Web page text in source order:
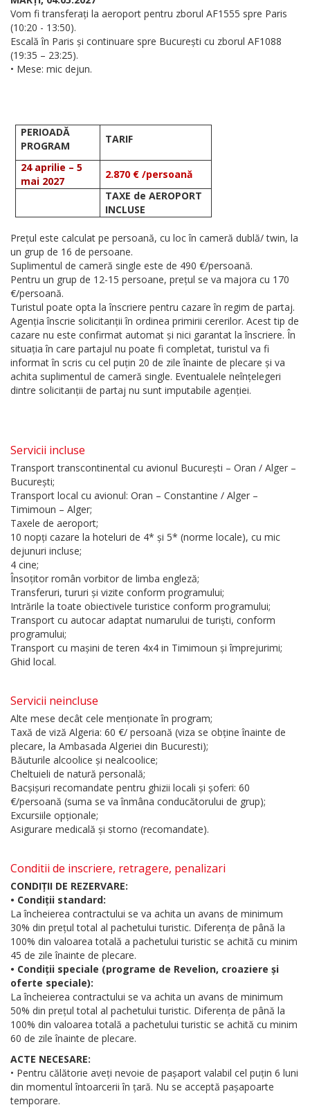
Vom fi transferați la aeroport pentru zborul AF1555 spre Paris
(10:20 - 13:50).
Escală în Paris și continuare spre București cu zborul AF1088
(19:35 – 23:25).
• Mese: mic dejun.
PERIOADĂ
PROGRAM
TARIF
24 aprilie – 5
mai 2027
2.870 € /persoană
TAXE de AEROPORT
INCLUSE
Prețul este calculat pe persoană, cu loc în cameră dublă/ twin, la
un grup de 16 de persoane.
Suplimentul de cameră single este de 490 €/persoană.
Pentru un grup de 12-15 persoane, prețul se va majora cu 170
€/persoană.
Turistul poate opta la înscriere pentru cazare în regim de partaj.
Agenția înscrie solicitanții în ordinea primirii cererilor. Acest tip de
cazare nu este confirmat automat și nici garantat la înscriere. În
situația în care partajul nu poate fi completat, turistul va fi
informat în scris cu cel puțin 20 de zile înainte de plecare și va
achita suplimentul de cameră single. Eventualele neînțelegeri
dintre solicitanții de partaj nu sunt imputabile agenției.
Servicii incluse
Transport transcontinental cu avionul București – Oran / Alger –
București;
Transport local cu avionul: Oran – Constantine / Alger –
Timimoun – Alger;
Taxele de aeroport;
10 nopți cazare la hoteluri de 4* și 5* (norme locale), cu mic
dejunuri incluse;
4 cine;
Însoțitor român vorbitor de limba engleză;
Transferuri, tururi și vizite conform programului;
Intrările la toate obiectivele turistice conform programului;
Transport cu autocar adaptat numarului de turiști, conform
programului;
Transport cu mașini de teren 4x4 in Timimoun și împrejurimi;
Ghid local.
Servicii neincluse
Alte mese decât cele menționate în program;
Taxă de viză Algeria: 60 €/ persoană (viza se obține înainte de
plecare, la Ambasada Algeriei din Bucuresti);
Băuturile alcoolice și nealcoolice;
Cheltuieli de natură personală;
Bacșișuri recomandate pentru ghizii locali și șoferi: 60
€/persoană (suma se va înmâna conducătorului de grup);
Excursiile opționale;
Asigurare medicală și storno (recomandate).
Conditii de inscriere, retragere, penalizari
CONDIȚII DE REZERVARE:
• Condiții standard:
La încheierea contractului se va achita un avans de minimum
30% din prețul total al pachetului turistic. Diferența de până la
100% din valoarea totală a pachetului turistic se achită cu minim
45 de zile înainte de plecare.
• Condiții speciale (programe de Revelion, croaziere și
oferte speciale):
La încheierea contractului se va achita un avans de minimum
50% din prețul total al pachetului turistic. Diferența de până la
100% din valoarea totală a pachetului turistic se achită cu minim
60 de zile înainte de plecare.
ACTE NECESARE:
• Pentru călătorie aveți nevoie de pașaport valabil cel puțin 6 luni
din momentul întoarcerii în țară. Nu se acceptă pașapoarte
temporare.